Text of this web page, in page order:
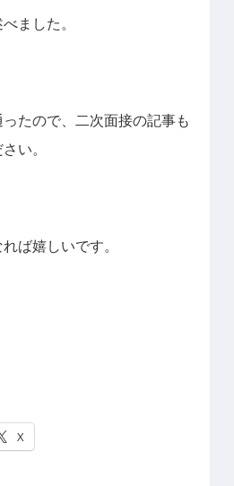
ました。
たので、二次面接の記事も
い。
ば嬉しいです。
X